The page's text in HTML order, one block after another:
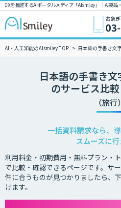
DXを推進するAIポータルメディア「AIsmiley」｜ AI製
AI・人工知能のAIsmiley TOP 日本語の手書き文
日本語の手書き
のサービス比
（旅行）
一括資料請求なら、
スムーズに
利用料金・初期費用・無料プラン・
で比較・確認できるページです。サ
件に合うものが見つかりましたら、
けます。